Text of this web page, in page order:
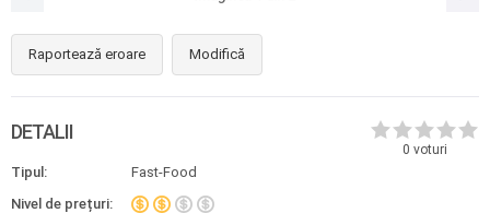
Raportează eroare Modifică
0 voturi
DETALII
Tipul:
Fast-Food
Nivel de prețuri: